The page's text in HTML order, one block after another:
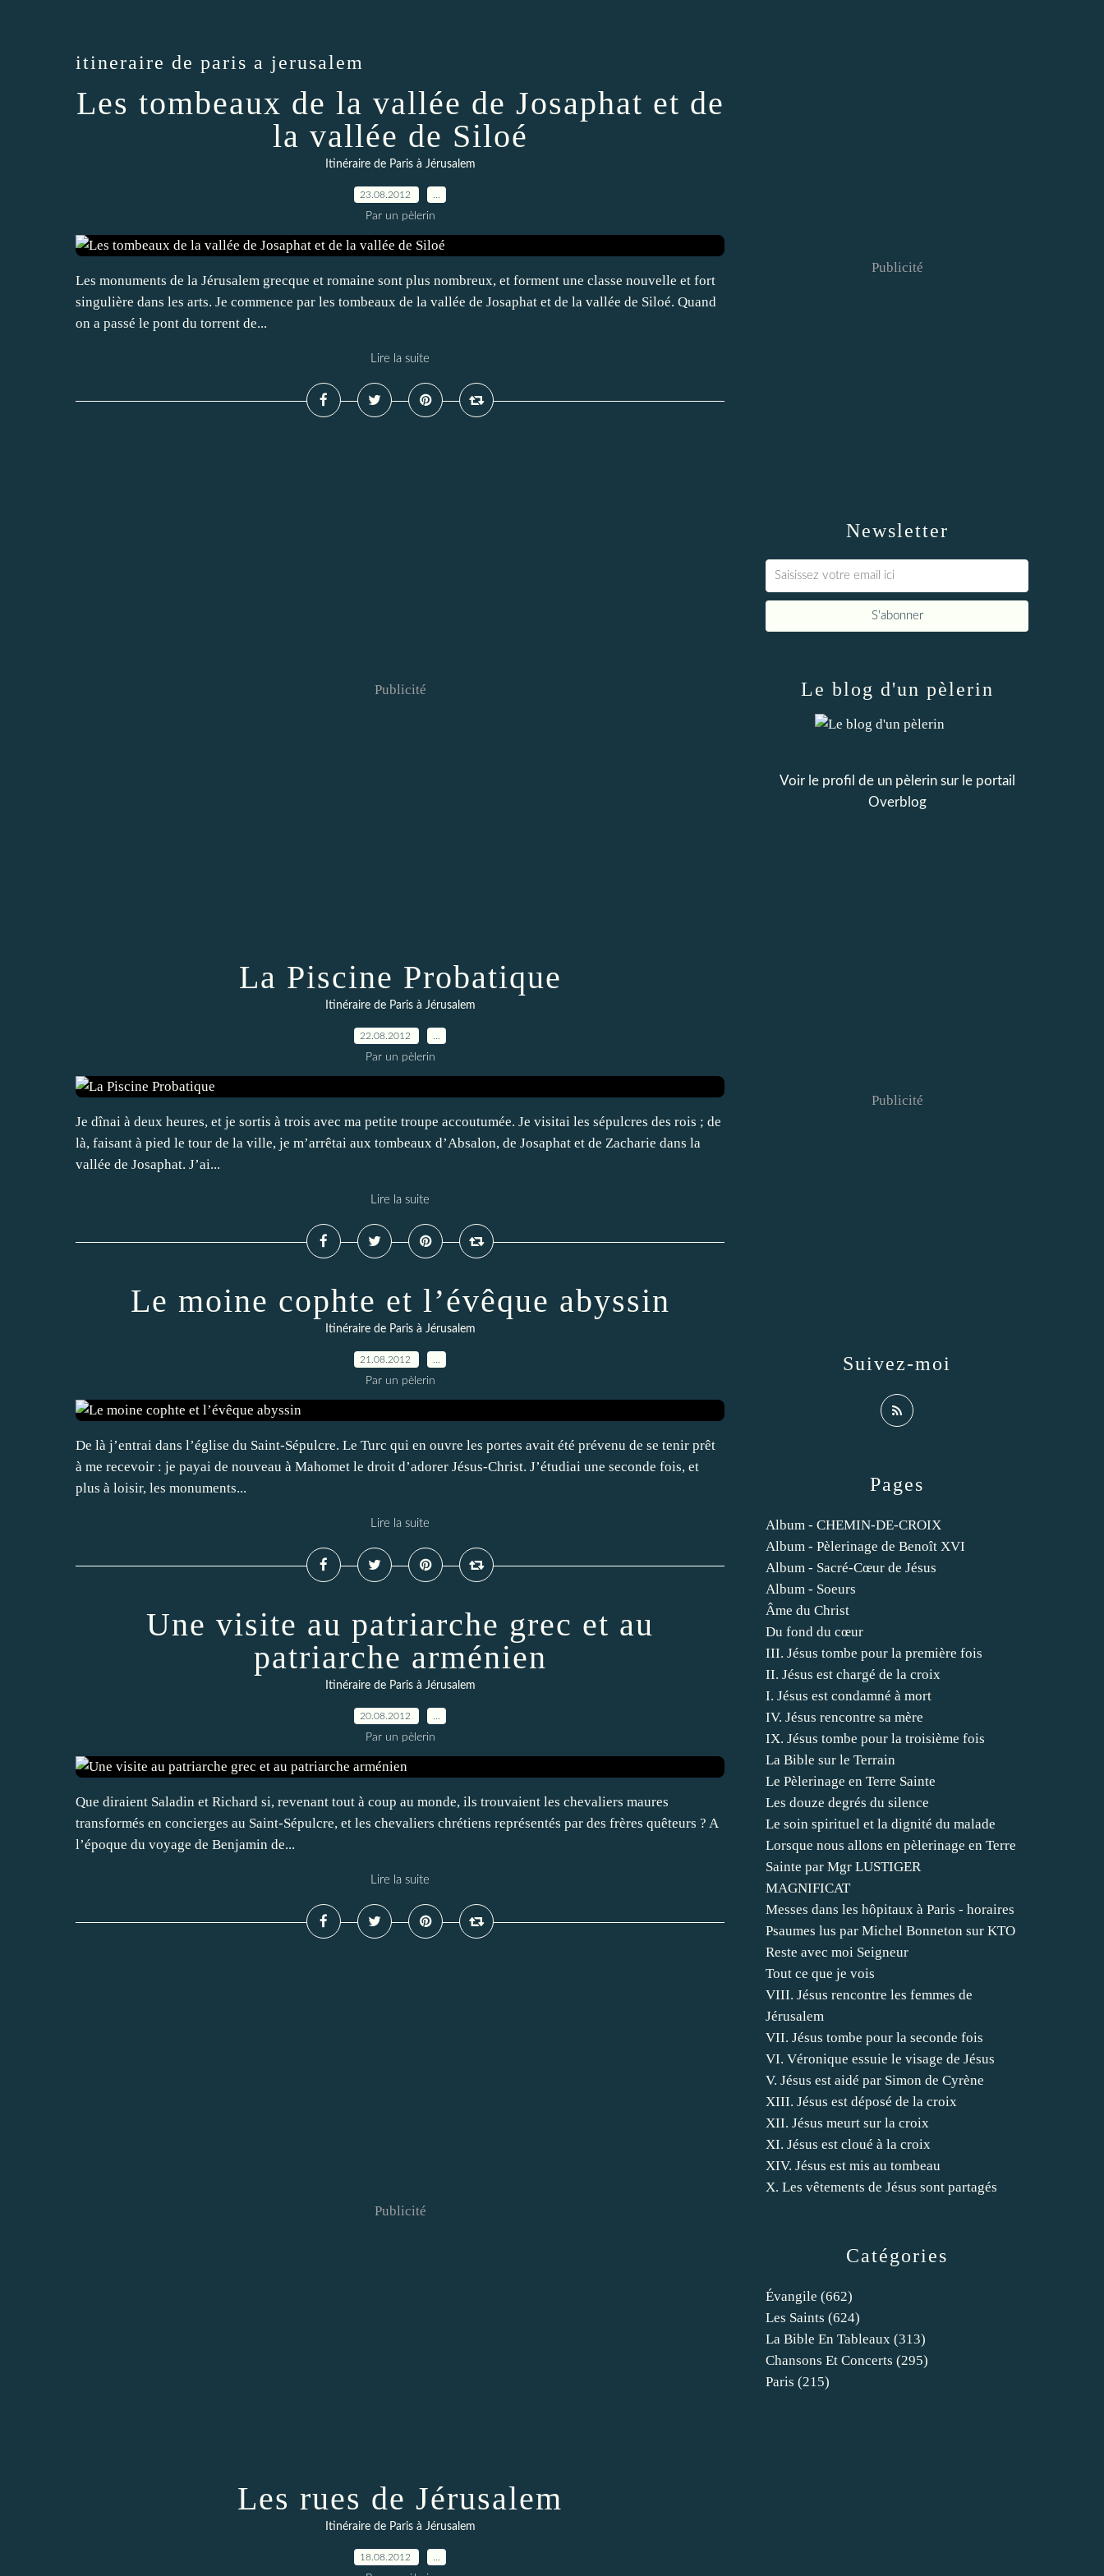
itineraire de paris a jerusalem
Les tombeaux de la vallée de Josaphat et de
la vallée de Siloé
Itinéraire de Paris à Jérusalem
23.08.2012
Par un pèlerin
Les monuments de la Jérusalem grecque et romaine sont plus nombreux, et forment une classe nouvelle et fort
singulière dans les arts. Je commence par les tombeaux de la vallée de Josaphat et de la vallée de Siloé. Quand
on a passé le pont du torrent de...
Lire la suite
Publicité
La Piscine Probatique
Itinéraire de Paris à Jérusalem
22.08.2012
Par un pèlerin
Je dînai à deux heures, et je sortis à trois avec ma petite troupe accoutumée. Je visitai les sépulcres des rois ; de
là, faisant à pied le tour de la ville, je m’arrêtai aux tombeaux d’Absalon, de Josaphat et de Zacharie dans la
vallée de Josaphat. J’ai...
Lire la suite
Le moine cophte et l’évêque abyssin
Itinéraire de Paris à Jérusalem
21.08.2012
Par un pèlerin
De là j’entrai dans l’église du Saint-Sépulcre. Le Turc qui en ouvre les portes avait été prévenu de se tenir prêt
à me recevoir : je payai de nouveau à Mahomet le droit d’adorer Jésus-Christ. J’étudiai une seconde fois, et
plus à loisir, les monuments...
Lire la suite
Une visite au patriarche grec et au
patriarche arménien
Itinéraire de Paris à Jérusalem
20.08.2012
Par un pèlerin
Que diraient Saladin et Richard si, revenant tout à coup au monde, ils trouvaient les chevaliers maures
transformés en concierges au Saint-Sépulcre, et les chevaliers chrétiens représentés par des frères quêteurs ? A
l’époque du voyage de Benjamin de...
Lire la suite
Publicité
Les rues de Jérusalem
Itinéraire de Paris à Jérusalem
18.08.2012
Newsletter
Publicité
Catégories
Évangile (662)
Les Saints (624)
La Bible En Tableaux (313)
Chansons Et Concerts (295)
Paris (215)
Pages
Album - CHEMIN-DE-CROIX
Album - Pèlerinage de Benoît XVI
Album - Sacré-Cœur de Jésus
Album - Soeurs
Âme du Christ
Du fond du cœur
III. Jésus tombe pour la première fois
II. Jésus est chargé de la croix
I. Jésus est condamné à mort
IV. Jésus rencontre sa mère
IX. Jésus tombe pour la troisième fois
La Bible sur le Terrain
Le Pèlerinage en Terre Sainte
Les douze degrés du silence
Le soin spirituel et la dignité du malade
Lorsque nous allons en pèlerinage en Terre
Sainte par Mgr LUSTIGER
MAGNIFICAT
Messes dans les hôpitaux à Paris - horaires
Psaumes lus par Michel Bonneton sur KTO
Reste avec moi Seigneur
Tout ce que je vois
VIII. Jésus rencontre les femmes de
Jérusalem
VII. Jésus tombe pour la seconde fois
VI. Véronique essuie le visage de Jésus
V. Jésus est aidé par Simon de Cyrène
XIII. Jésus est déposé de la croix
XII. Jésus meurt sur la croix
XI. Jésus est cloué à la croix
XIV. Jésus est mis au tombeau
X. Les vêtements de Jésus sont partagés
Le blog d'un pèlerin
Voir le profil de un pèlerinsur le portail
Overblog
Suivez-moi
Publicité